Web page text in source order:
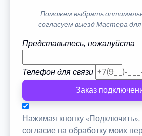
Поможем выбрать
согласуем выезд Мастера
Представьтесь, пожалуйста
Телефон для связи
Заказ
Нажимая кнопку
согласие на обработку моих